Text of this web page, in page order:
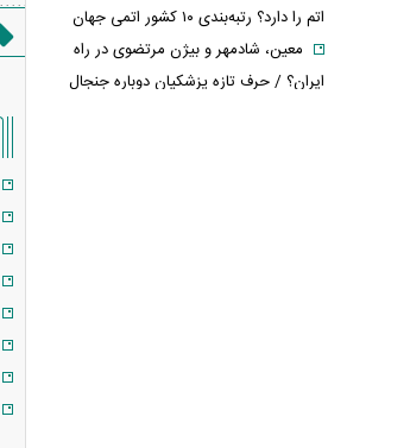
اتم را دارد؟ رتبه‌بندی ۱۰ کشور اتمی جهان
معین، شادمهر و بیژن مرتضوی در راه
ایران؟ / حرف تازه پزشکیان دوباره جنجال